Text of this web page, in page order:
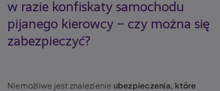
w razie konfiskaty samochodu
pijanego kierowcy – czy można się
zabezpieczyć?
Niemożliwe jest znalezienie ubezpieczenia, które